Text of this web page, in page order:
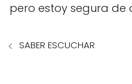
pero estoy segura de
SABER ESCUCHAR